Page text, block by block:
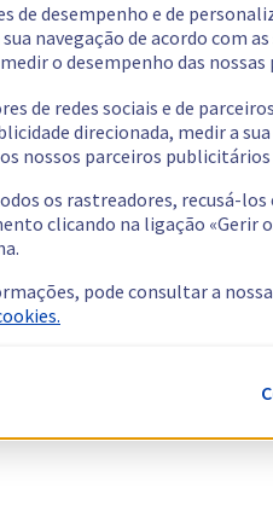
de desempenho e de
navegação de acordo com
o desempenho das nossas
de redes sociais e de
direcionada, medir a
nossos parceiros publicitários
os rastreadores, recusá-los
clicando na ligação «Gerir
pode consultar a nossa